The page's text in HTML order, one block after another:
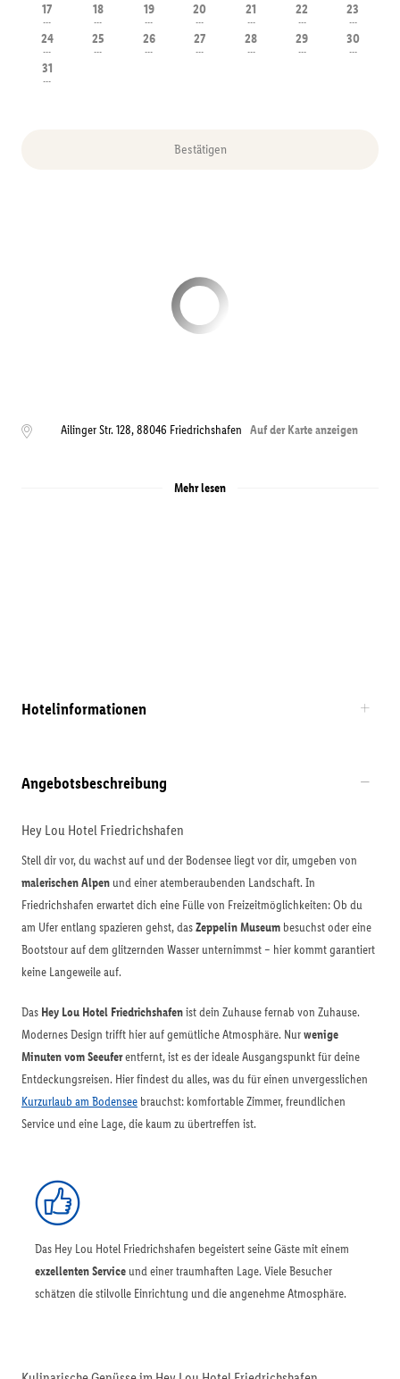
17
---
18
---
19
---
20
---
21
---
22
---
23
---
24
---
25
---
26
---
27
---
28
---
29
---
30
---
31
---
Bestätigen
Ailinger Str. 128,88046 Friedrichshafen Auf der Karte anzeigen
Mehr lesen
Hotelinformationen
Angebotsbeschreibung
Hey Lou Hotel Friedrichshafen
Stell dir vor, du wachst auf und der Bodensee liegt vor dir, umgeben von
malerischen Alpen und einer atemberaubenden Landschaft. In
Friedrichshafen erwartet dich eine Fülle von Freizeitmöglichkeiten: Ob du
am Ufer entlang spazieren gehst, dasZeppelin Museum besuchst oder eine
Bootstour auf dem glitzernden Wasser unternimmst – hier kommt garantiert
keine Langeweile auf.
Das Hey Lou Hotel Friedrichshafenist dein Zuhause fernab von Zuhause.
Modernes Design trifft hier auf gemütliche Atmosphäre. Nurwenige
Minuten vom Seeuferentfernt, ist es der ideale Ausgangspunkt für deine
Entdeckungsreisen. Hier findest du alles, was du für einen unvergesslichen
Kurzurlaub am Bodensee brauchst: komfortable Zimmer, freundlichen
Service und eine Lage, die kaum zu übertreffen ist.
Das Hey Lou Hotel Friedrichshafen begeistert seine Gäste mit einem
exzellenten Service und einer traumhaften Lage. Viele Besucher
schätzen die stilvolle Einrichtung und die angenehme Atmosphäre.